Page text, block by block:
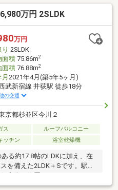
！デメリットも隠しません。
に自信！不明点を残して進
しい住まい探し】に自信！貴
万円 2SLDK
万円
り 2SLDK
面積75.86m2
面積76.88m2
月 2021年4月(築5年5ヶ月)
武新宿線 井荻駅 徒歩18分
の交通
京都杉並区今川２
ス
ルーフバルコニー
ッチン 浴室乾燥機
る約17.8帖のLDKに加え、在
を備えた2LDK＋Sです。駅前
宅街に位置し、スーパー・コ
。カースペース付きで、お車を